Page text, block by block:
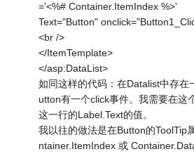
='<%# Container.ItemIndex %>'
Text="Button"
<br />
</ItemTemplate>
</asp:DataList>
如同这样的代码：在Datalist中存在
utton有一个click事件。我需要在这
这一行的Label.Text的值。
我以往的做法是在Button的ToolTip
ntainer.ItemIndex 或